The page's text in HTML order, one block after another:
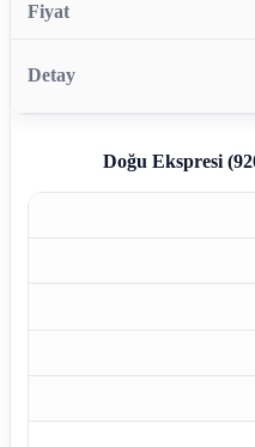
Doğu Ekspresi